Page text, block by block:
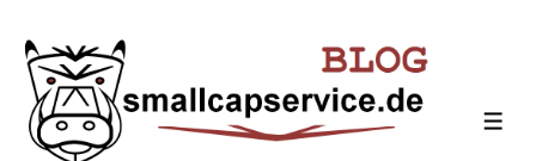
Zum
Inhalt